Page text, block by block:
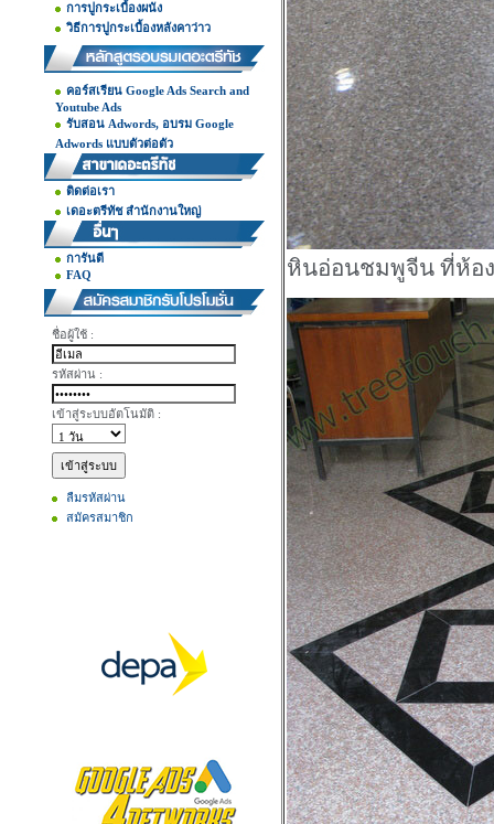
การปูกระเบื้องผนัง
วิธีการปูกระเบื้องหลังคาว่าว
คอร์สเรียน Google Ads Search and
Youtube Ads
รับสอน Adwords, อบรม Google
Adwords แบบตัวต่อตัว
ติดต่อเรา
เดอะตรีทัช สำนักงานใหญ่
การันตี
FAQ
ชื่อผู้ใช้ :
รหัสผ่าน :
เข้าสู่ระบบอัตโนมัติ :
ลืมรหัสผ่าน
สมัครสมาชิก
หินอ่อนชมพูจีน ที่ห้อ